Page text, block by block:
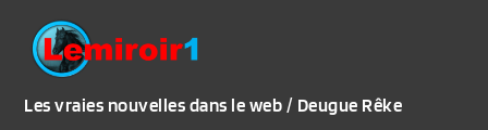
Les vraies nouvelles dans le web / Deugue Rêke